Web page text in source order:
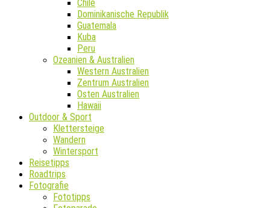
Chile
Dominikanische Republik
Guatemala
Kuba
Peru
Ozeanien & Australien
Western Australien
Zentrum Australien
Osten Australien
Hawaii
Outdoor & Sport
Klettersteige
Wandern
Wintersport
Reisetipps
Roadtrips
Fotografie
Fototipps